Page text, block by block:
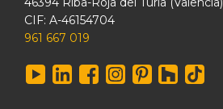
CIF: A-46154704
961 667 019